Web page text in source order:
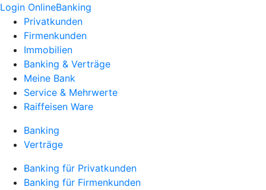
Login OnlineBanking
Privatkunden
Firmenkunden
Immobilien
Banking & Verträge
Meine Bank
Service & Mehrwerte
Raiffeisen Ware
Banking
Verträge
Banking für Privatkunden
Banking für Firmenkunden